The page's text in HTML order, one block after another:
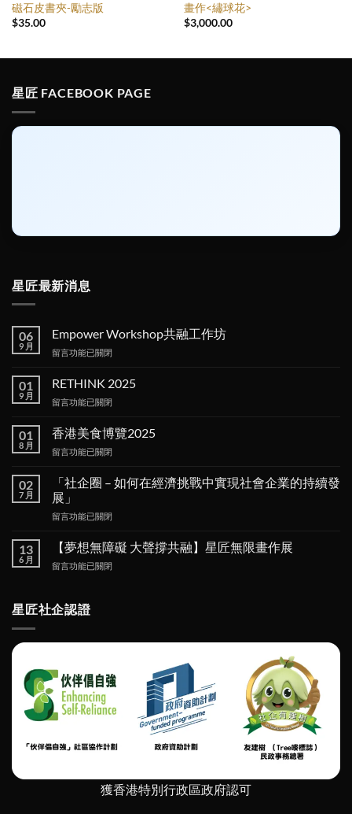
磁石皮書夾-勵志版
$35.00
畫作<繡球花>
$3,000.00
星匠 FACEBOOK PAGE
星匠最新消息
06
9 月
Empower Workshop共融工作坊
在
Workshop
融
作
中
留言功能已關閉
01
9 月
RETHINK 2025
在
2025〉
中
留言功能已關閉
01
8 月
香港美食博覽2025
在
港
美
食
博
2025〉
留言功能已關閉
02
7 月
「社企圈 – 如何在經濟挑戰中實現社會企業的持續發
展」
在
圈 –
如
經
實
現
社
會
業
留言功能已關閉
13
6 月
【夢想無障礙 大聲撐共融】星匠無限畫作展
在
無
障
大
撐
融】
星
限
作
留言功能已關閉
星匠社企認證
獲香港特別行政區政府認可